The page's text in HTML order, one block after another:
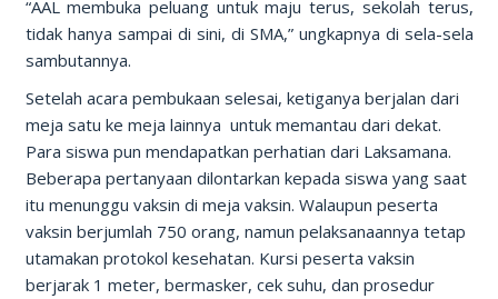
“AAL membuka peluang untuk maju terus, sekolah terus,
tidak hanya sampai di sini, di SMA,” ungkapnya di sela-sela
sambutannya.
Setelah acara pembukaan selesai, ketiganya berjalan dari
meja satu ke meja lainnya untuk memantau dari dekat.
Para siswa pun mendapatkan perhatian dari Laksamana.
Beberapa pertanyaan dilontarkan kepada siswa yang saat
itu menunggu vaksin di meja vaksin. Walaupun peserta
vaksin berjumlah 750 orang, namun pelaksanaannya tetap
utamakan protokol kesehatan. Kursi peserta vaksin
berjarak 1 meter, bermasker, cek suhu, dan prosedur